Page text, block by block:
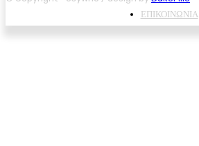
ΕΠΙΚΟΙΝΩΝΙΑ